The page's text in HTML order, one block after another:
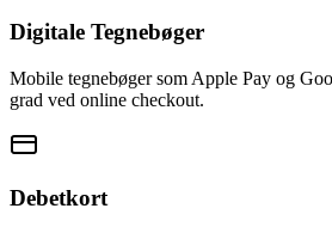
Digitale Tegnebøger
Mobile tegnebøger som Apple Pay og
grad ved online checkout.
Debetkort